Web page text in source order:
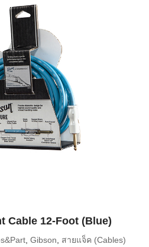
Cable 12-Foot (Blue)
, Gibson, สายแจ็ค (Cables)